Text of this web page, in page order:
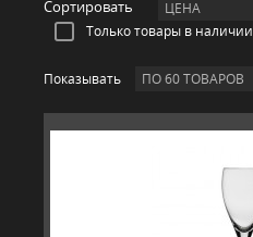
Сортировать ЦЕНА
Только товары в наличии
Показывать ПО 60 ТОВАРОВ